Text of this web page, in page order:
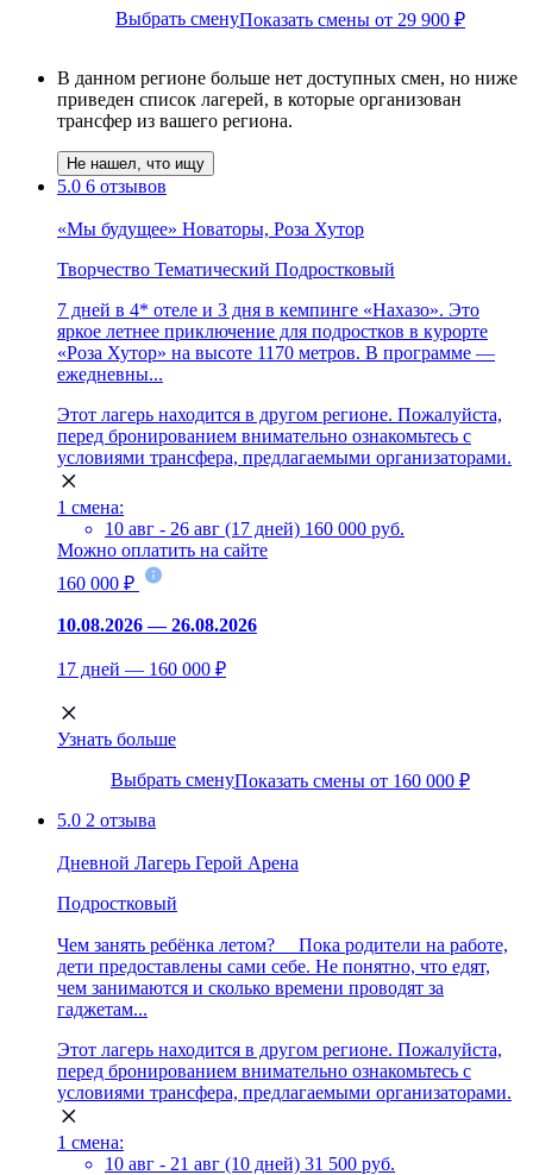
Выбрать сменуПоказать смены от 29 900 ₽
В данном регионе больше нет доступных смен, но ниже
приведен список лагерей, в которые организован
трансфер из вашего региона.
Не нашел, что ищу
5.0 6 отзывов
«Мы будущее» Новаторы, Роза Хутор
Творчество Тематический Подростковый
7 дней в 4* отеле и 3 дня в кемпинге «Нахазо». Это
яркое летнее приключение для подростков в курорте
«Роза Хутор» на высоте 1170 метров. В программе —
ежедневны...
Этот лагерь находится в другом регионе. Пожалуйста,
перед бронированием внимательно ознакомьтесь с
условиями трансфера, предлагаемыми организаторами.
1 смена:
10 авг - 26 авг (17 дней) 160 000 руб.
Можно оплатить на сайте
160 000 ₽
10.08.2026 — 26.08.2026
17 дней — 160 000 ₽
Узнать больше
Выбрать сменуПоказать смены от 160 000 ₽
5.0 2 отзыва
Дневной Лагерь Герой Арена
Подростковый
Чем занять ребёнка летом? ⠀ Пока родители на работе,
дети предоставлены сами себе. Не понятно, что едят,
чем занимаются и сколько времени проводят за
гаджетам...
Этот лагерь находится в другом регионе. Пожалуйста,
перед бронированием внимательно ознакомьтесь с
условиями трансфера, предлагаемыми организаторами.
1 смена:
10 авг - 21 авг (10 дней) 31 500 руб.